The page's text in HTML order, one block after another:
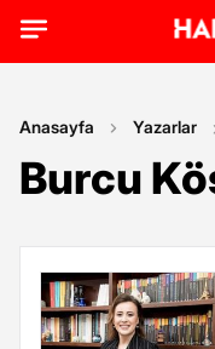
Anasayfa Yazarlar
Burcu